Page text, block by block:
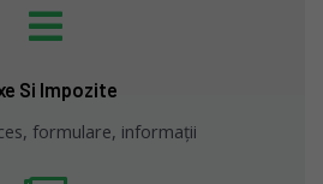
Si Impozite
formulare, informații